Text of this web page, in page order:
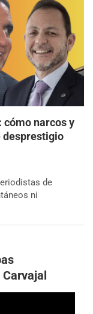
cómo narcos y
desprestigio
de
ni